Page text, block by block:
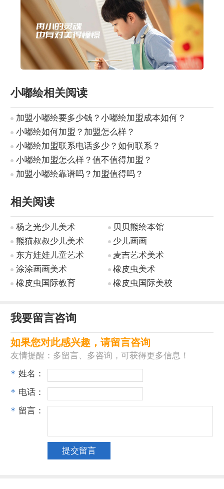
小嘟绘相关阅读
加盟小嘟绘要多少钱？小嘟绘加盟成本如何？
小嘟绘如何加盟？加盟怎么样？
小嘟绘加盟联系电话多少？如何联系？
小嘟绘加盟怎么样？值不值得加盟？
加盟小嘟绘靠谱吗？加盟值得吗？
相关阅读
杨之光少儿美术
贝贝熊绘本馆
熊猫叔叔少儿美术
少儿画画
东方娃娃儿童艺术
麦吉艺术美术
涂涂画画美术
橡皮虫美术
橡皮虫国际教育
橡皮虫国际美校
我要留言咨询
如果您对此感兴趣，请留言咨询
友情提醒：多留言、多咨询，可获得更多信息！
* 姓名：
* 电话：
* 留言：